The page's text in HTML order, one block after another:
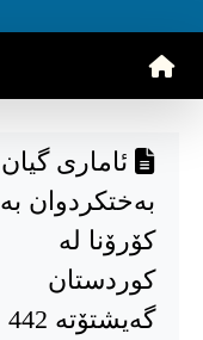
ئاماری گیان
بەختکردوان بە
کۆرۆنا لە
کوردستان
گەیشتۆتە 442